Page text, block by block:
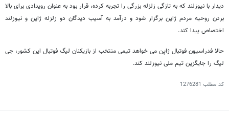
دیدار با نیوزلند که به تازگی زلزله بزرگی را تجربه کرده، قرار بود به عنوان رویدادی برای بالا
بردن روحیه مردم ژاپن برگزار شود و درآمد به آسیب دیدگان دو زلزله ژاپن و نیوزلند
اختصاص پیدا کند.
حالا فدراسیون فوتبال ژاپن می خواهد تیمی منتخب از بازیکنان لیگ فوتبال این کشور، جی
لیگ را جایگزین تیم ملی نیوزلند کند.
کد مطلب 1276281